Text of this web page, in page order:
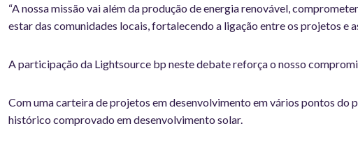
“A nossa missão vai além da produção de energia renovável,
estar das comunidades locais, fortalecendo a ligação entre os projetos e
A participação da Lightsource bp neste debate reforça o nosso
Com uma carteira de projetos em desenvolvimento em vários pontos do
histórico comprovado em desenvolvimento solar.